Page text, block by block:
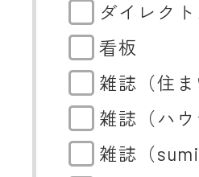
ダイレク
看板
雑誌（住ま
雑誌（ハウ
雑誌（